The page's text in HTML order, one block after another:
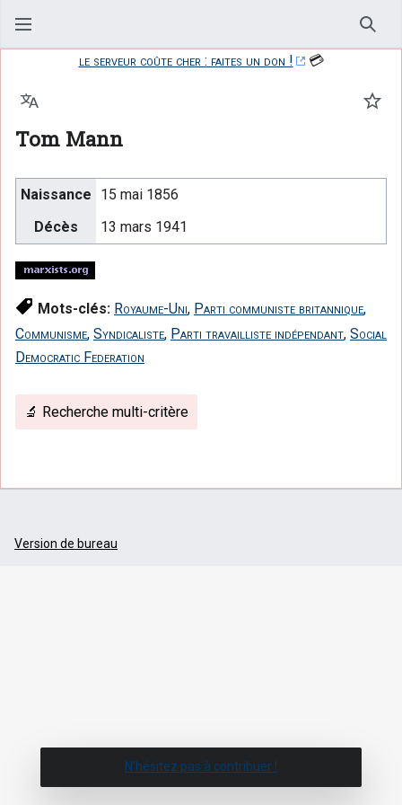
le serveur coûte cher : faites un don !
💳
Tom Mann
Langue
Naissance
15 mai 1856
Décès
13 mars 1941
Mots-clés: Royaume-Uni, Parti communiste britannique,
Communisme, Syndicaliste, Parti travailliste indépendant, Social
Democratic Federation
🔬 Recherche multi-critère
Version de bureau
N'hésitez pas à contribuer !